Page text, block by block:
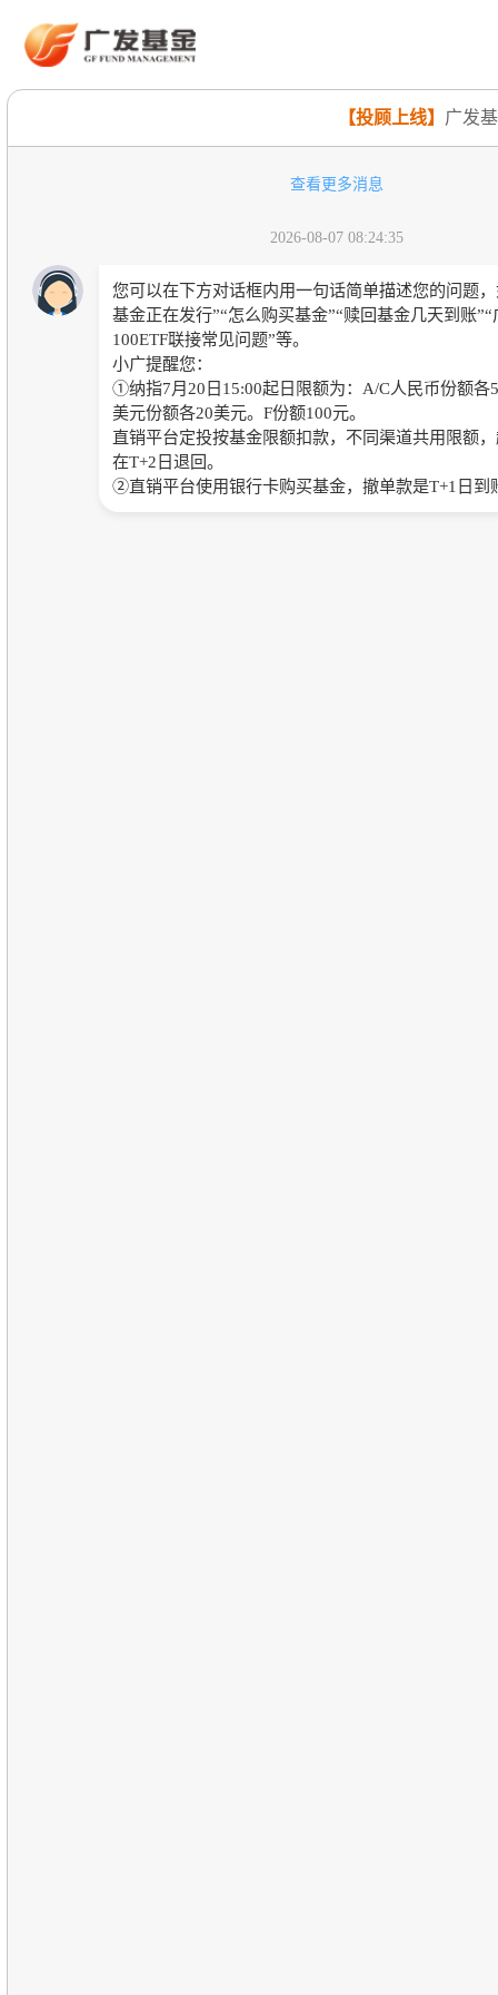
【投顾上线】广发基
查看更多消息
2026-08-07 08:24:35
您可以在下方对话框内用一句话简单描述您的问题
基金正在发行”“怎么购买基金”“赎回基金几天到账
100ETF联接常见问题”等。
小广提醒您：
①纳指7月20日15:00起日限额为：A/C人民币份额各
美元份额各20美元。F份额100元。
直销平台定投按基金限额扣款，不同渠道共用限额
在T+2日退回。
②直销平台使用银行卡购买基金，撤单款是T+1日到